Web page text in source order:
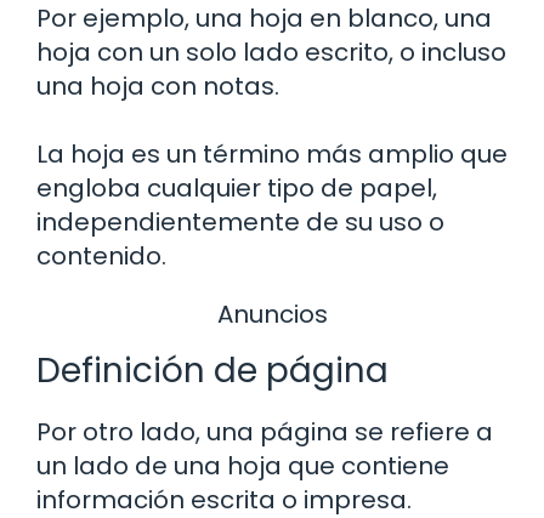
Por ejemplo, una hoja en blanco, una
hoja con un solo lado escrito, o incluso
una hoja con notas.
La hoja es un término más amplio que
engloba cualquier tipo de papel,
independientemente de su uso o
contenido.
Anuncios
Definición de página
Por otro lado, una página se refiere a
un lado de una hoja que contiene
información escrita o impresa.